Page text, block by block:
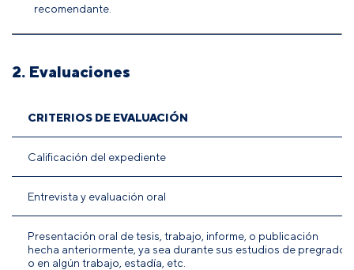
recomendante.
2. Evaluaciones
CRITERIOS DE EVALUACIÓN
Calificación del expediente
Entrevista y evaluación oral
Presentación oral de tesis, trabajo, informe, o publicación
hecha anteriormente, ya sea durante sus estudios de pregrado
o en algún trabajo, estadía, etc.